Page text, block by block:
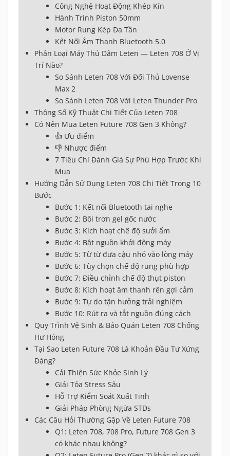
Công Nghệ Hoạt Động Khép Kín
Hành Trình Piston 50mm
Motor Rung Kép Đa Tần
Kết Nối Âm Thanh Bluetooth 5.0
Phân Loại Máy Thủ Dâm Leten — Leten 708 Ở Vị
Trí Nào?
So Sánh Leten 708 Với Đối Thủ Lovense
Max 2
So Sánh Leten 708 Với Leten Thunder Pro
Thông Số Kỹ Thuật Chi Tiết Của Leten 708
Có Nên Mua Leten Future 708 Gen 3 Không?
👍 Ưu điểm
👎 Nhược điểm
7 Tiêu Chí Đánh Giá Sự Phù Hợp Trước Khi
Mua
Hướng Dẫn Sử Dụng Leten 708 Chi Tiết Trong 10
Bước
Bước 1: Kết nối Bluetooth tai nghe
Bước 2: Bôi trơn gel gốc nước
Bước 3: Kích hoạt chế độ sưởi ấm
Bước 4: Bật nguồn khởi động máy
Bước 5: Từ từ đưa cậu nhỏ vào lòng máy
Bước 6: Tùy chọn chế độ rung phù hợp
Bước 7: Điều chỉnh chế độ thụt piston
Bước 8: Kích hoạt âm thanh rên gợi cảm
Bước 9: Tự do tận hưởng trải nghiệm
Bước 10: Rút ra và tắt nguồn đúng cách
Quy Trình Vệ Sinh & Bảo Quản Leten 708 Chống
Hư Hỏng
Tại Sao Leten Future 708 Là Khoản Đầu Tư Xứng
Đáng?
Cải Thiện Sức Khỏe Sinh Lý
Giải Tỏa Stress Sâu
Hỗ Trợ Kiểm Soát Xuất Tinh
Giải Pháp Phòng Ngừa STDs
Các Câu Hỏi Thường Gặp Về Leten Future 708
Q1: Leten 708, 708 Pro, Future 708 Gen 3
có khác nhau không?